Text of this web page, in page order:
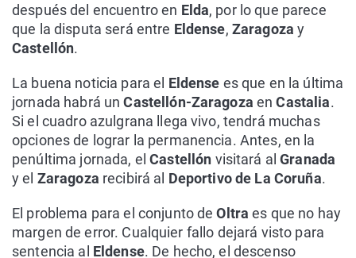
después del encuentro en Elda, por lo que parece
que la disputa será entre Eldense, Zaragozay
Castellón.
La buena noticia para el Eldense es que en la última
jornada habrá unCastellón-Zaragoza enCastalia.
Si el cuadro azulgrana llega vivo, tendrá muchas
opciones de lograr la permanencia. Antes, en la
penúltima jornada, elCastellón visitará alGranada
y el Zaragoza recibirá al Deportivo de La Coruña.
El problema para el conjunto deOltraes que no hay
margen de error. Cualquier fallo dejará visto para
sentencia al Eldense. De hecho, el descenso